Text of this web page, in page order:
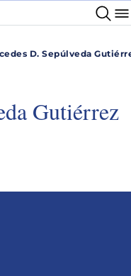
D. Sepúlveda
Gutiérrez